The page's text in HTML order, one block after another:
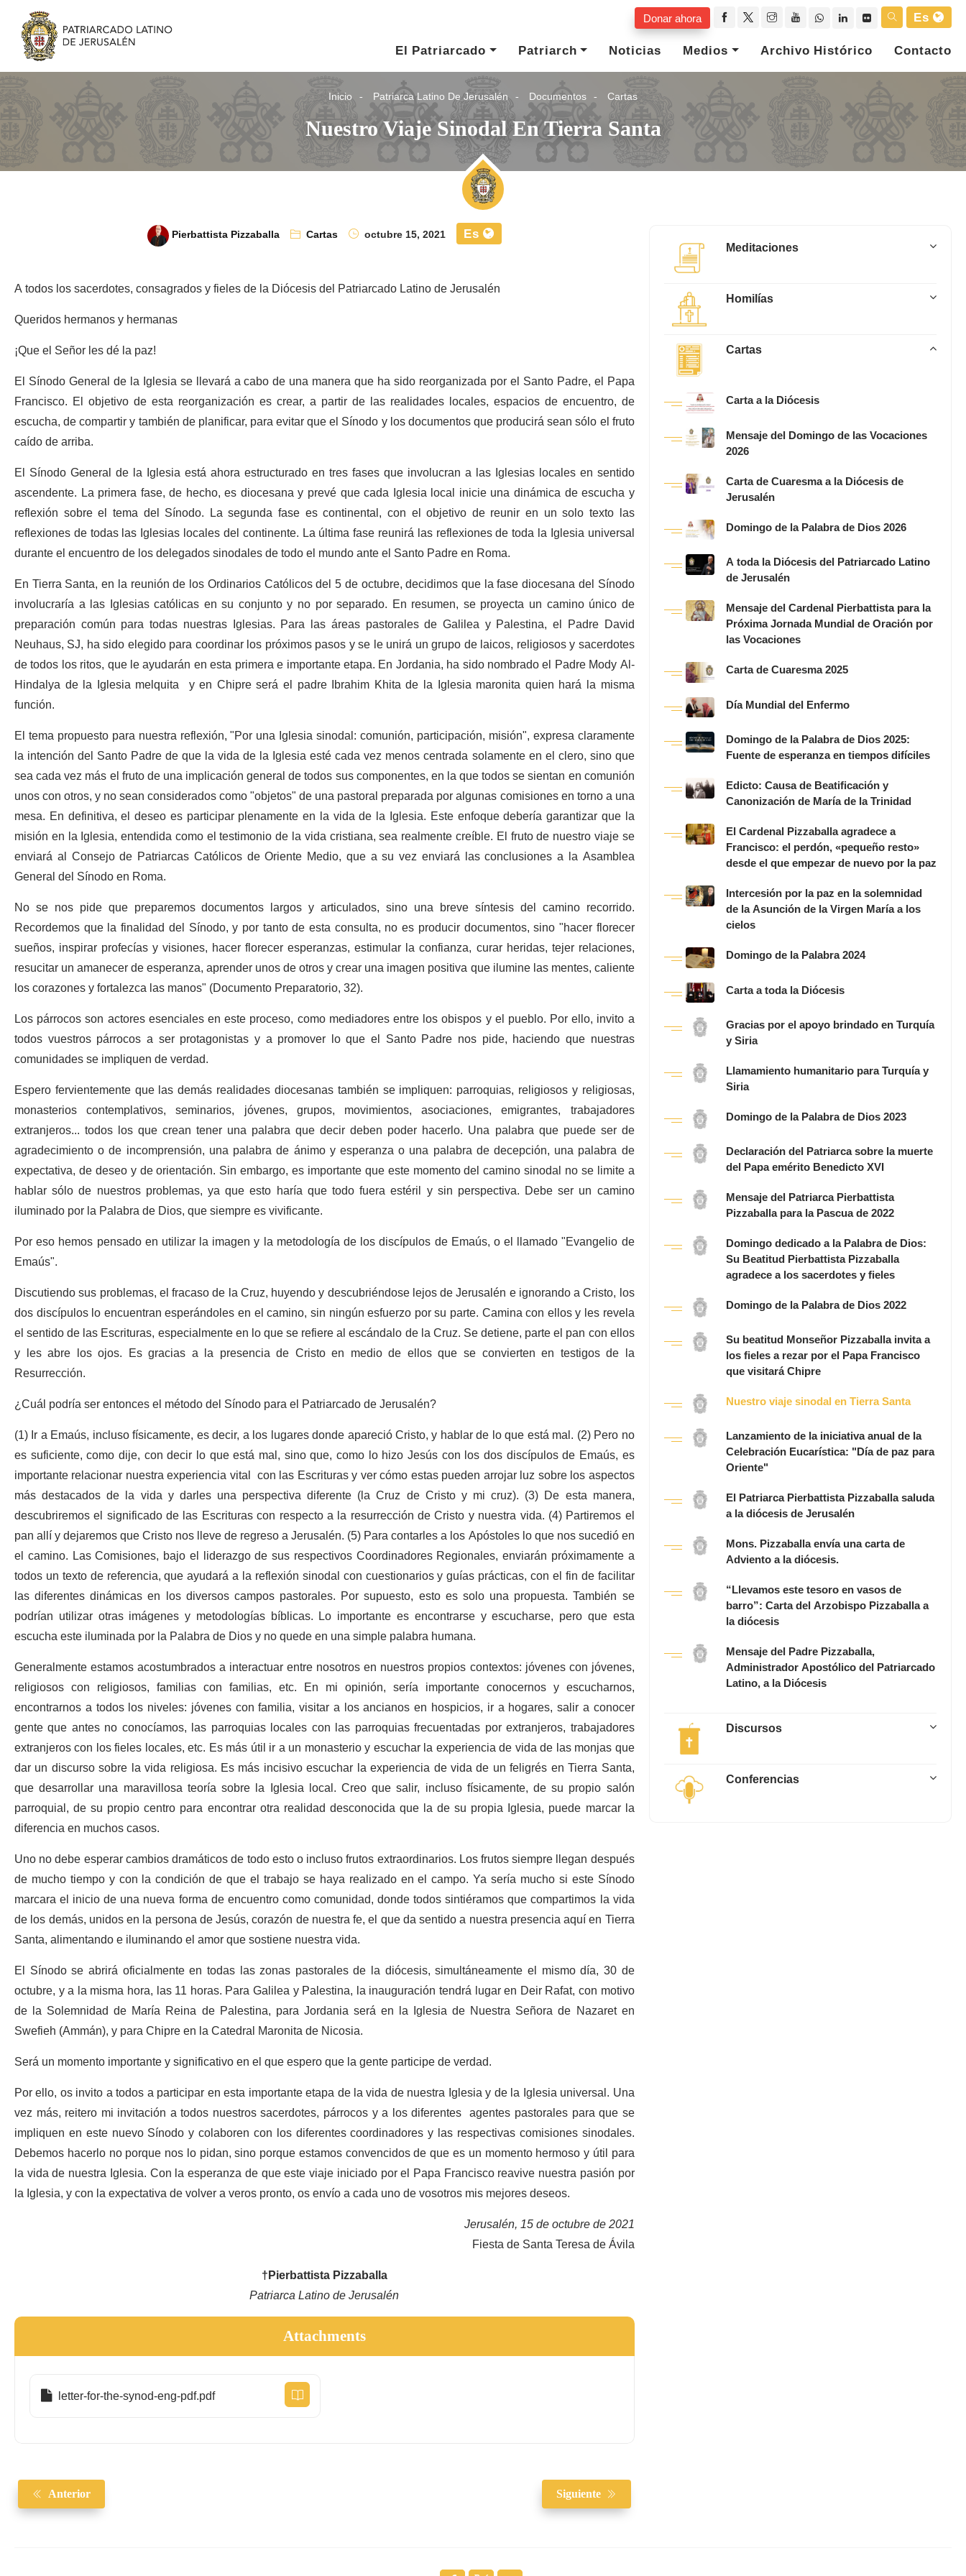
Donar ahora
Es
El Patriarcado
Patriarch Noticias Medios Archivo Histórico Contacto
Inicio Patriarca Latino De Jerusalén Documentos Cartas
Nuestro Viaje Sinodal En Tierra Santa
Pierbattista Pizzaballa Cartas octubre 15, 2021 Es
A todos los sacerdotes, consagrados y fieles de la Diócesis del Patriarcado Latino de Jerusalén
Queridos hermanos y hermanas
¡Que el Señor les dé la paz!
El Sínodo General de la Iglesia se llevará a cabo de una manera que ha sido reorganizada por el Santo Padre, el Papa
Francisco. El objetivo de esta reorganización es crear, a partir de las realidades locales, espacios de encuentro, de
escucha, de compartir y también de planificar, para evitar que el Sínodo y los documentos que producirá sean sólo el fruto
caído de arriba.
El Sínodo General de la Iglesia está ahora estructurado en tres fases que involucran a las Iglesias locales en sentido
ascendente. La primera fase, de hecho, es diocesana y prevé que cada Iglesia local inicie una dinámica de escucha y
reflexión sobre el tema del Sínodo. La segunda fase es continental, con el objetivo de reunir en un solo texto las
reflexiones de todas las Iglesias locales del continente. La última fase reunirá las reflexiones de toda la Iglesia universal
durante el encuentro de los delegados sinodales de todo el mundo ante el Santo Padre en Roma.
En Tierra Santa, en la reunión de los Ordinarios Católicos del 5 de octubre, decidimos que la fase diocesana del Sínodo
involucraría a las Iglesias católicas en su conjunto y no por separado. En resumen, se proyecta un camino único de
preparación común para todas nuestras Iglesias. Para las áreas pastorales de Galilea y Palestina, el Padre David
Neuhaus, SJ, ha sido elegido para coordinar los próximos pasos y se le unirá un grupo de laicos, religiosos y sacerdotes
de todos los ritos, que le ayudarán en esta primera e importante etapa. En Jordania, ha sido nombrado el Padre Mody Al-
Hindalya de la Iglesia melquita y en Chipre será el padre Ibrahim Khita de la Iglesia maronita quien hará la misma
función.
El tema propuesto para nuestra reflexión, "Por una Iglesia sinodal: comunión, participación, misión", expresa claramente
la intención del Santo Padre de que la vida de la Iglesia esté cada vez menos centrada solamente en el clero, sino que
sea cada vez más el fruto de una implicación general de todos sus componentes, en la que todos se sientan en comunión
unos con otros, y no sean considerados como "objetos" de una pastoral preparada por algunas comisiones en torno a una
mesa. En definitiva, el deseo es participar plenamente en la vida de la Iglesia. Este enfoque debería garantizar que la
misión en la Iglesia, entendida como el testimonio de la vida cristiana, sea realmente creíble. El fruto de nuestro viaje se
enviará al Consejo de Patriarcas Católicos de Oriente Medio, que a su vez enviará las conclusiones a la Asamblea
General del Sínodo en Roma.
No se nos pide que preparemos documentos largos y articulados, sino una breve síntesis del camino recorrido.
Recordemos que la finalidad del Sínodo, y por tanto de esta consulta, no es producir documentos, sino "hacer florecer
sueños, inspirar profecías y visiones, hacer florecer esperanzas, estimular la confianza, curar heridas, tejer relaciones,
resucitar un amanecer de esperanza, aprender unos de otros y crear una imagen positiva que ilumine las mentes, caliente
los corazones y fortalezca las manos" (Documento Preparatorio, 32).
Los párrocos son actores esenciales en este proceso, como mediadores entre los obispos y el pueblo. Por ello, invito a
todos vuestros párrocos a ser protagonistas y a promover lo que el Santo Padre nos pide, haciendo que nuestras
comunidades se impliquen de verdad.
Espero fervientemente que las demás realidades diocesanas también se impliquen: parroquias, religiosos y religiosas,
monasterios contemplativos, seminarios, jóvenes, grupos, movimientos, asociaciones, emigrantes, trabajadores
extranjeros... todos los que crean tener una palabra que decir deben poder hacerlo. Una palabra que puede ser de
agradecimiento o de incomprensión, una palabra de ánimo y esperanza o una palabra de decepción, una palabra de
expectativa, de deseo y de orientación. Sin embargo, es importante que este momento del camino sinodal no se limite a
hablar sólo de nuestros problemas, ya que esto haría que todo fuera estéril y sin perspectiva. Debe ser un camino
iluminado por la Palabra de Dios, que siempre es vivificante.
Por eso hemos pensado en utilizar la imagen y la metodología de los discípulos de Emaús, o el llamado "Evangelio de
Emaús".
Discutiendo sus problemas, el fracaso de la Cruz, huyendo y descubriéndose lejos de Jerusalén e ignorando a Cristo, los
dos discípulos lo encuentran esperándoles en el camino, sin ningún esfuerzo por su parte. Camina con ellos y les revela
el sentido de las Escrituras, especialmente en lo que se refiere al escándalo de la Cruz. Se detiene, parte el pan con ellos
y les abre los ojos. Es gracias a la presencia de Cristo en medio de ellos que se convierten en testigos de la
Resurrección.
¿Cuál podría ser entonces el método del Sínodo para el Patriarcado de Jerusalén?
(1) Ir a Emaús, incluso físicamente, es decir, a los lugares donde apareció Cristo, y hablar de lo que está mal. (2) Pero no
es suficiente, como dije, con decir lo que está mal, sino que, como lo hizo Jesús con los dos discípulos de Emaús, es
importante relacionar nuestra experiencia vital con las Escrituras y ver cómo estas pueden arrojar luz sobre los aspectos
más destacados de la vida y darles una perspectiva diferente (la Cruz de Cristo y mi cruz). (3) De esta manera,
descubriremos el significado de las Escrituras con respecto a la resurrección de Cristo y nuestra vida. (4) Partiremos el
pan allí y dejaremos que Cristo nos lleve de regreso a Jerusalén. (5) Para contarles a los Apóstoles lo que nos sucedió en
el camino. Las Comisiones, bajo el liderazgo de sus respectivos Coordinadores Regionales, enviarán próximamente a
todos un texto de referencia, que ayudará a la reflexión sinodal con cuestionarios y guías prácticas, con el fin de facilitar
las diferentes dinámicas en los diversos campos pastorales. Por supuesto, esto es solo una propuesta. También se
podrían utilizar otras imágenes y metodologías bíblicas. Lo importante es encontrarse y escucharse, pero que esta
escucha este iluminada por la Palabra de Dios y no quede en una simple palabra humana.
Generalmente estamos acostumbrados a interactuar entre nosotros en nuestros propios contextos: jóvenes con jóvenes,
religiosos con religiosos, familias con familias, etc. En mi opinión, sería importante conocernos y escucharnos,
encontrarnos a todos los niveles: jóvenes con familia, visitar a los ancianos en hospicios, ir a hogares, salir a conocer
gente que antes no conocíamos, las parroquias locales con las parroquias frecuentadas por extranjeros, trabajadores
extranjeros con los fieles locales, etc. Es más útil ir a un monasterio y escuchar la experiencia de vida de las monjas que
dar un discurso sobre la vida religiosa. Es más incisivo escuchar la experiencia de vida de un feligrés en Tierra Santa,
que desarrollar una maravillosa teoría sobre la Iglesia local. Creo que salir, incluso físicamente, de su propio salón
parroquial, de su propio centro para encontrar otra realidad desconocida que la de su propia Iglesia, puede marcar la
diferencia en muchos casos.
Uno no debe esperar cambios dramáticos de todo esto o incluso frutos extraordinarios. Los frutos siempre llegan después
de mucho tiempo y con la condición de que el trabajo se haya realizado en el campo. Ya sería mucho si este Sínodo
marcara el inicio de una nueva forma de encuentro como comunidad, donde todos sintiéramos que compartimos la vida
de los demás, unidos en la persona de Jesús, corazón de nuestra fe, el que da sentido a nuestra presencia aquí en Tierra
Santa, alimentando e iluminando el amor que sostiene nuestra vida.
El Sínodo se abrirá oficialmente en todas las zonas pastorales de la diócesis, simultáneamente el mismo día, 30 de
octubre, y a la misma hora, las 11 horas. Para Galilea y Palestina, la inauguración tendrá lugar en Deir Rafat, con motivo
de la Solemnidad de María Reina de Palestina, para Jordania será en la Iglesia de Nuestra Señora de Nazaret en
Swefieh (Ammán), y para Chipre en la Catedral Maronita de Nicosia.
Será un momento importante y significativo en el que espero que la gente participe de verdad.
Por ello, os invito a todos a participar en esta importante etapa de la vida de nuestra Iglesia y de la Iglesia universal. Una
vez más, reitero mi invitación a todos nuestros sacerdotes, párrocos y a los diferentes agentes pastorales para que se
impliquen en este nuevo Sínodo y colaboren con los diferentes coordinadores y las respectivas comisiones sinodales.
Debemos hacerlo no porque nos lo pidan, sino porque estamos convencidos de que es un momento hermoso y útil para
la vida de nuestra Iglesia. Con la esperanza de que este viaje iniciado por el Papa Francisco reavive nuestra pasión por
la Iglesia, y con la expectativa de volver a veros pronto, os envío a cada uno de vosotros mis mejores deseos.
Jerusalén, 15 de octubre de 2021
Fiesta de Santa Teresa de Ávila
†Pierbattista Pizzaballa
Patriarca Latino de Jerusalén
Attachments
letter-for-the-synod-eng-pdf.pdf
Anterior Siguiente
Meditaciones
Homilías
Cartas
Carta a la Diócesis
Mensaje del Domingo de las Vocaciones
2026
Carta de Cuaresma a la Diócesis de
Jerusalén
Domingo de la Palabra de Dios 2026
A toda la Diócesis del Patriarcado Latino
de Jerusalén
Mensaje del Cardenal Pierbattista para la
Próxima Jornada Mundial de Oración por
las Vocaciones
Carta de Cuaresma 2025
Día Mundial del Enfermo
Domingo de la Palabra de Dios 2025:
Fuente de esperanza en tiempos difíciles
Edicto: Causa de Beatificación y
Canonización de María de la Trinidad
El Cardenal Pizzaballa agradece a
Francisco: el perdón, «pequeño resto»
desde el que empezar de nuevo por la paz
Intercesión por la paz en la solemnidad
de la Asunción de la Virgen María a los
cielos
Domingo de la Palabra 2024
Carta a toda la Diócesis
Gracias por el apoyo brindado en Turquía
y Siria
Llamamiento humanitario para Turquía y
Siria
Domingo de la Palabra de Dios 2023
Declaración del Patriarca sobre la muerte
del Papa emérito Benedicto XVI
Mensaje del Patriarca Pierbattista
Pizzaballa para la Pascua de 2022
Domingo dedicado a la Palabra de Dios:
Su Beatitud Pierbattista Pizzaballa
agradece a los sacerdotes y fieles
Domingo de la Palabra de Dios 2022
Su beatitud Monseñor Pizzaballa invita a
los fieles a rezar por el Papa Francisco
que visitará Chipre
Nuestro viaje sinodal en Tierra Santa
Lanzamiento de la iniciativa anual de la
Celebración Eucarística: "Día de paz para
Oriente"
El Patriarca Pierbattista Pizzaballa saluda
a la diócesis de Jerusalén
Mons. Pizzaballa envía una carta de
Adviento a la diócesis.
“Llevamos este tesoro en vasos de
barro”: Carta del Arzobispo Pizzaballa a
la diócesis
Mensaje del Padre Pizzaballa,
Administrador Apostólico del Patriarcado
Latino, a la Diócesis
Discursos
Conferencias